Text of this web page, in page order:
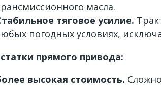
масла.
тяговое усилие.
погодных условиях,
прямого привода:
высокая стоимость.